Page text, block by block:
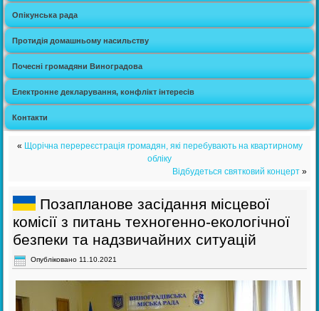
Опікунська рада
Протидія домашньому насильству
Почесні громадяни Виноградова
Електронне декларування, конфлікт інтересів
Контакти
« Щорічна перереєстрація громадян, які перебувають на квартирному
обліку
Відбудеться святковий концерт»
Позапланове засідання місцевої
комісії з питань техногенно-екологічної
безпеки та надзвичайних ситуацій
Опубліковано 11.10.2021